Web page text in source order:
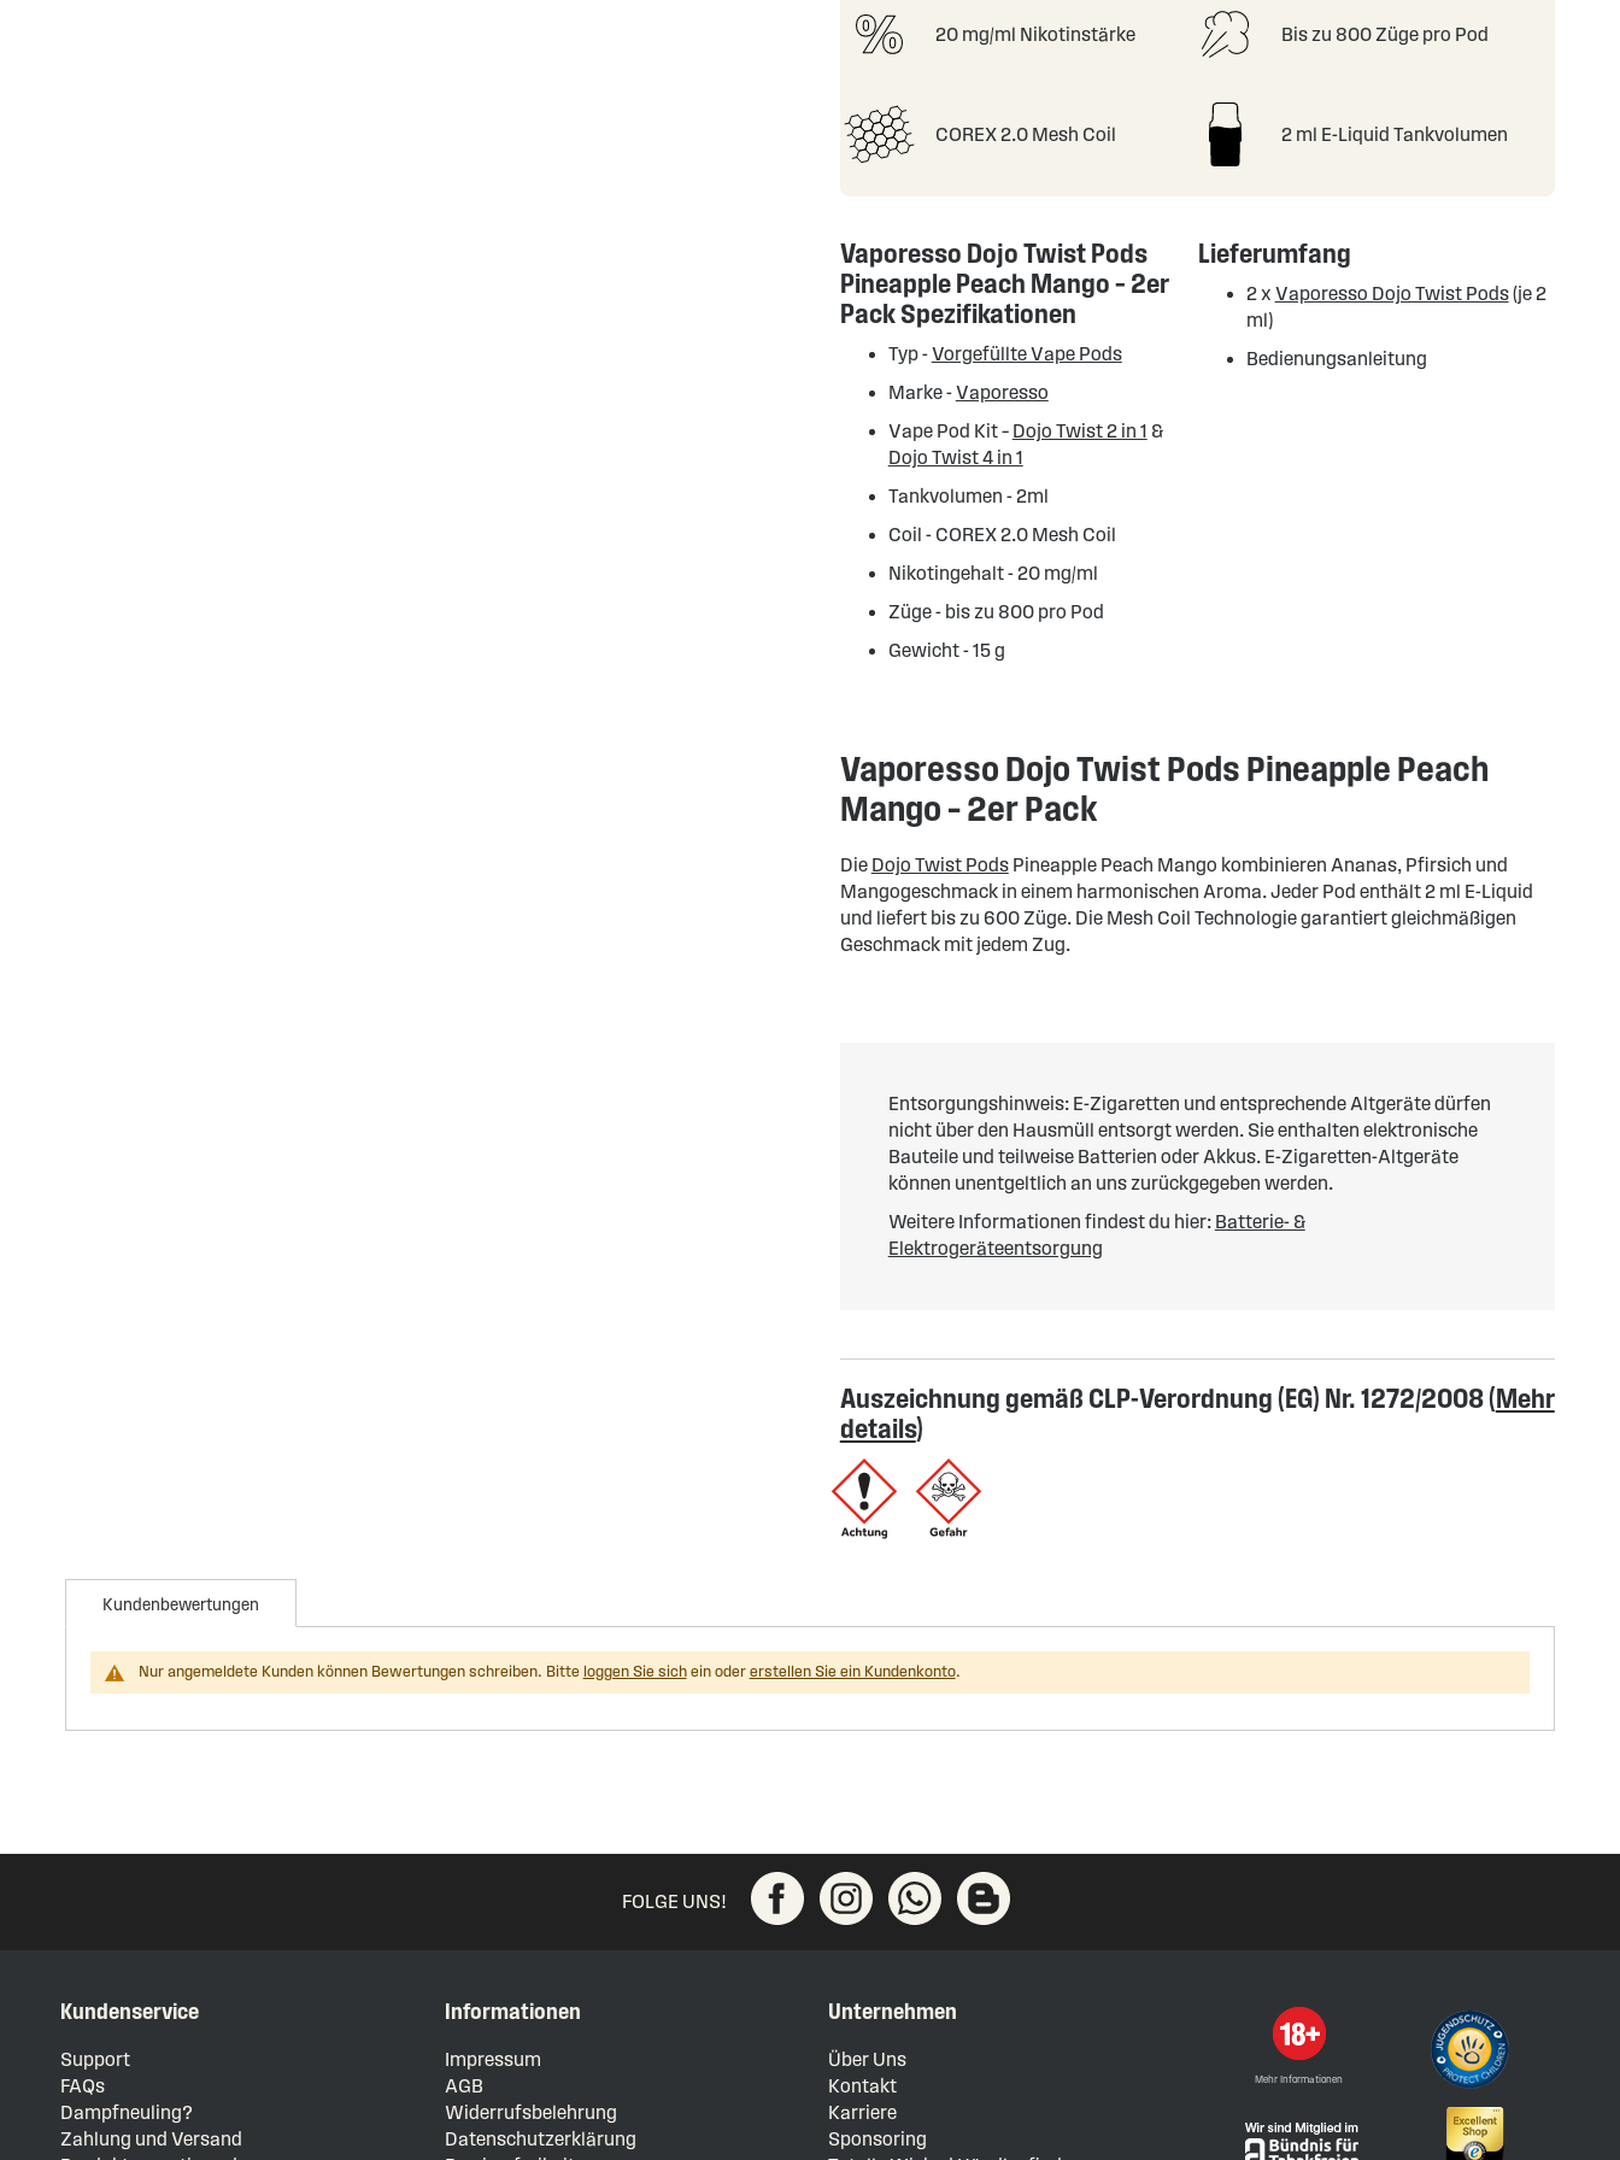
20 mg/ml Nikotinstärke Bis zu 800 Züge pro Pod
COREX 2.0 Mesh Coil 2 ml E-Liquid Tankvolumen
Vaporesso Dojo Twist Pods
Pineapple Peach Mango – 2er
Pack Spezifikationen
Typ -Vorgefüllte Vape Pods
Marke -Vaporesso
Vape Pod Kit – Dojo Twist 2 in 1 &
Dojo Twist 4 in 1
Tankvolumen - 2ml
Coil - COREX 2.0 Mesh Coil
Nikotingehalt - 20 mg/ml
Züge - bis zu 800 pro Pod
Gewicht - 15 g
Lieferumfang
2 x Vaporesso Dojo Twist Pods(je 2
ml)
Bedienungsanleitung
Vaporesso Dojo Twist Pods Pineapple Peach
Mango – 2er Pack
Die Dojo Twist PodsPineapple Peach Mango kombinieren Ananas, Pfirsich und
Mangogeschmack in einem harmonischen Aroma. Jeder Pod enthält 2 ml E-Liquid
und liefert bis zu 600 Züge. Die Mesh Coil Technologie garantiert gleichmäßigen
Geschmack mit jedem Zug.
Entsorgungshinweis: E-Zigaretten und entsprechende Altgeräte dürfen
nicht über den Hausmüll entsorgt werden. Sie enthalten elektronische
Bauteile und teilweise Batterien oder Akkus. E-Zigaretten-Altgeräte
können unentgeltlich an uns zurückgegeben werden.
Weitere Informationen findest du hier: Batterie- &
Elektrogeräteentsorgung
Auszeichnung gemäß CLP-Verordnung (EG) Nr. 1272/2008 (Mehr
details)
Kundenbewertungen
Nur angemeldete Kunden können Bewertungen schreiben. Bitte loggen Sie sichein oder erstellen Sie ein Kundenkonto.
FOLGE UNS!
Kundenservice
Support
FAQs
Dampfneuling?
Zahlung und Versand
Informationen
Impressum
AGB
Widerrufsbelehrung
Datenschutzerklärung
Unternehmen
Über Uns
Kontakt
Karriere
Sponsoring
Mehr Informationen